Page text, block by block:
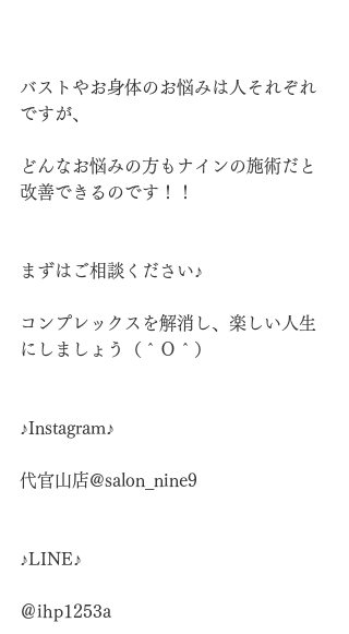
バストやお身体のお悩みは人それぞれ
ですが、
どんなお悩みの方もナインの施術だと
改善できるのです！！
まずはご相談ください♪
コンプレックスを解消し、楽しい人生
にしましょう（＾Ｏ＾）
♪Instagram♪
代官山店@salon_nine9
♪LINE♪
＠ihp1253a